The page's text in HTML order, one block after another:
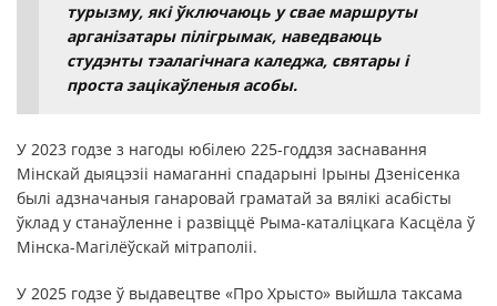
турызму, які ўключаюць у свае маршруты
арганізатары пілігрымак, наведваюць
студэнты тэалагічнага каледжа, святары і
проста зацікаўленыя асобы.
У 2023 годзе з нагоды юбілею 225-годдзя заснавання
Мінскай дыяцэзіі намаганні спадарыні Ірыны Дзенісенка
былі адзначаныя ганаровай граматай за вялікі асабісты
ўклад у станаўленне і развіццё Рыма-каталіцкага Касцёла ў
Мінска-Магілёўскай мітраполіі.
У 2025 годзе ў выдавецтве «Про Хрысто» выйшла таксама